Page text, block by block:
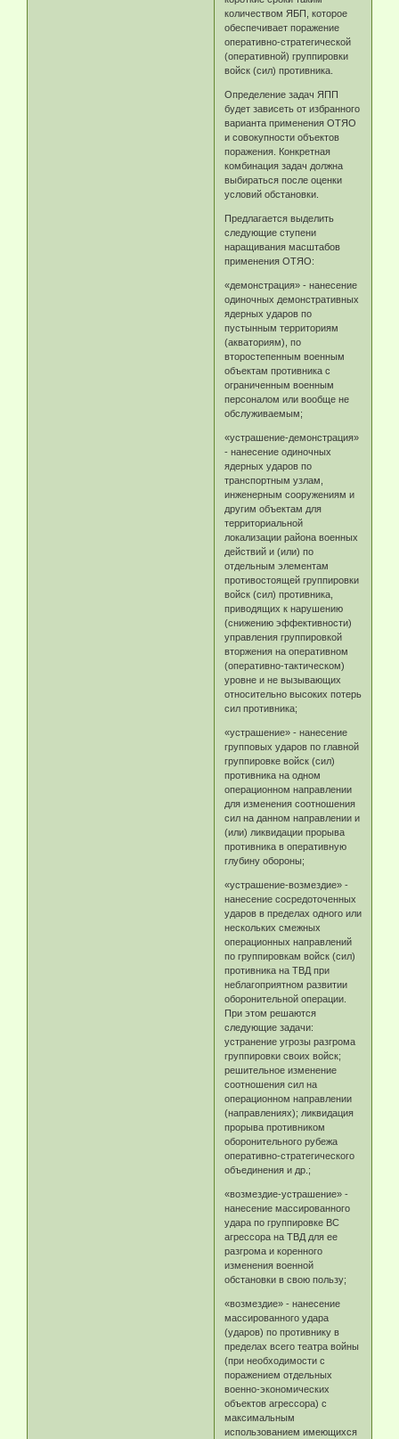
количеством ЯБП, которое
обеспечивает поражение
оперативно-стратегической
(оперативной) группировки
войск (сил) противника.
Определение задач ЯПП
будет зависеть от избранного
варианта применения ОТЯО
и совокупности объектов
поражения. Конкретная
комбинация задач должна
выбираться после оценки
условий обстановки.
Предлагается выделить
следующие ступени
наращивания масштабов
применения ОТЯО:
«демонстрация» - нанесение
одиночных демонстративных
ядерных ударов по
пустынным территориям
(акваториям), по
второстепенным военным
объектам противника с
ограниченным военным
персоналом или вообще не
обслуживаемым;
«устрашение-демонстрация»
- нанесение одиночных
ядерных ударов по
транспортным узлам,
инженерным сооружениям и
другим объектам для
территориальной
локализации района военных
действий и (или) по
отдельным элементам
противостоящей группировки
войск (сил) противника,
приводящих к нарушению
(снижению эффективности)
управления группировкой
вторжения на оперативном
(оперативно-тактическом)
уровне и не вызывающих
относительно высоких потерь
сил противника;
«устрашение» - нанесение
групповых ударов по главной
группировке войск (сил)
противника на одном
операционном направлении
для изменения соотношения
сил на данном направлении и
(или) ликвидации прорыва
противника в оперативную
глубину обороны;
«устрашение-возмездие» -
нанесение сосредоточенных
ударов в пределах одного или
нескольких смежных
операционных направлений
по группировкам войск (сил)
противника на ТВД при
неблагоприятном развитии
оборонительной операции.
При этом решаются
следующие задачи:
устранение угрозы разгрома
группировки своих войск;
решительное изменение
соотношения сил на
операционном направлении
(направлениях); ликвидация
прорыва противником
оборонительного рубежа
оперативно-стратегического
объединения и др.;
«возмездие-устрашение» -
нанесение массированного
удара по группировке ВС
агрессора на ТВД для ее
разгрома и коренного
изменения военной
обстановки в свою пользу;
«возмездие» - нанесение
массированного удара
(ударов) по противнику в
пределах всего театра войны
(при необходимости с
поражением отдельных
военно-экономических
объектов агрессора) с
максимальным
использованием имеющихся